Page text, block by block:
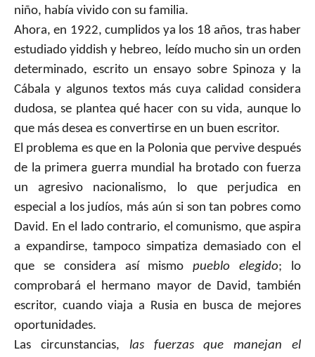
niño, había vivido con su familia.
Ahora, en 1922, cumplidos ya los 18 años, tras haber
estudiado yiddish y hebreo, leído mucho sin un orden
determinado, escrito un ensayo sobre Spinoza y la
Cábala y algunos textos más cuya calidad considera
dudosa, se plantea qué hacer con su vida, aunque lo
que más desea es convertirse en un buen escritor.
El problema es que en la Polonia que pervive después
de la primera guerra mundial ha brotado con fuerza
un agresivo nacionalismo, lo que perjudica en
especial a los judíos, más aún si son tan pobres como
David. En el lado contrario, el comunismo, que aspira
a expandirse, tampoco simpatiza demasiado con el
que se considera así mismopueblo elegido; lo
comprobará el hermano mayor de David, también
escritor, cuando viaja a Rusia en busca de mejores
oportunidades.
Las circunstancias, las fuerzas que manejan el